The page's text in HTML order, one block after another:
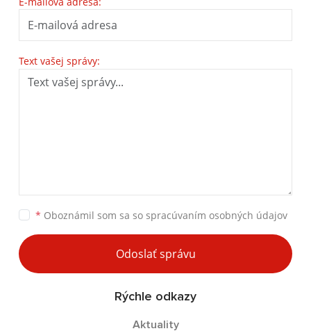
Text vašej správy:
* Oboznámil som sa so spracúvaním osobných údajov
Odoslať správu
Rýchle odkazy
Aktuality